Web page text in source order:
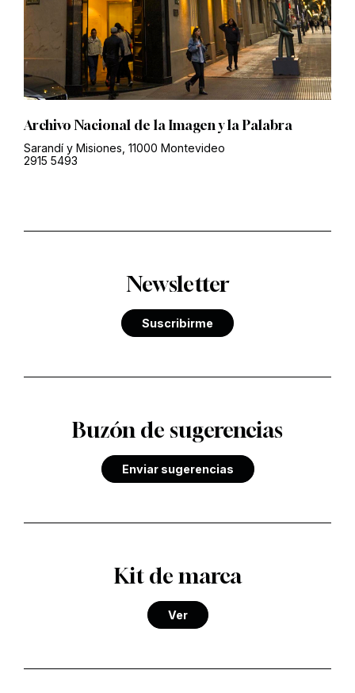
Archivo Nacional de la Imagen y la Palabra
Sarandí y Misiones, 11000 Montevideo
2915 5493
Newsletter
Suscribirme
Buzón de sugerencias
Enviar sugerencias
Kit de marca
Ver